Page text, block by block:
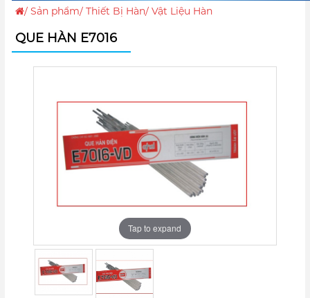
/ Sản phẩm/ Thiết Bị Hàn/ Vật Liệu Hàn
QUE HÀN E7016
Tap to expand
Tap to expand